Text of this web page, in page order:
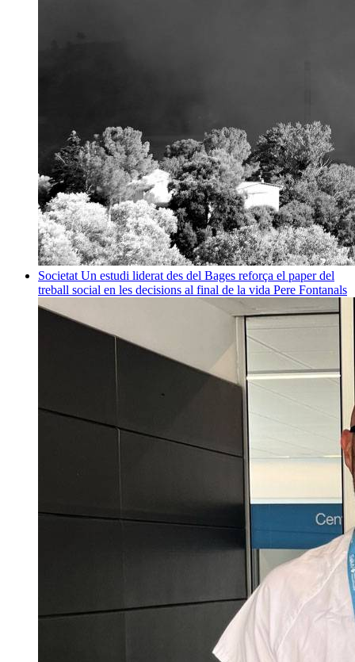
Societat Un estudi liderat des del Bages reforça el paper del
treball social en les decisions al final de la vida Pere Fontanals